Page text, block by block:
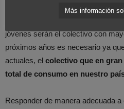
hacía este colectivo senior
jóvenes serán el colectivo con
próximos años es necesario ya
actuales, el colectivo que en
total de consumo en nuestro
Responder de manera adecuada
Más información